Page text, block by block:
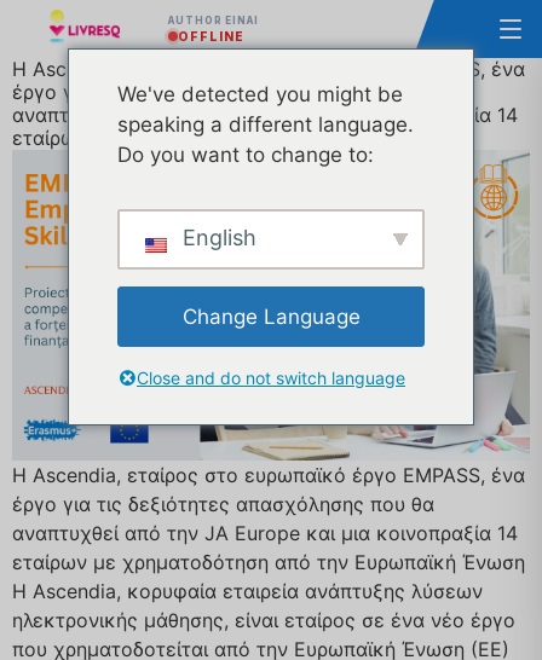
AUTHOR ΕΊΝΑΙ
OFFLINE
Η Ascendia, εταίρος στο ευρωπαϊκό έργο EMPASS, ένα
έργο για τις δεξιότητες απασχόλησης που θα
αναπτυχθεί από την JA Europe και μια κοινοπραξία 14
εταίρων με χρηματοδότηση από την ΕΕ.
Η Ascendia, εταίρος στο ευρωπαϊκό έργο EMPASS, ένα
έργο για τις δεξιότητες απασχόλησης που θα
αναπτυχθεί από την JA Europe και μια κοινοπραξία 14
εταίρων με χρηματοδότηση από την Ευρωπαϊκή Ένωση
Η Ascendia, κορυφαία εταιρεία ανάπτυξης λύσεων
ηλεκτρονικής μάθησης, είναι εταίρος σε ένα νέο έργο
που χρηματοδοτείται από την Ευρωπαϊκή Ένωση (ΕΕ)
We've detected you might be
speaking a different language.
Do you want to change to:
English
Change Language
Close and do not switch language